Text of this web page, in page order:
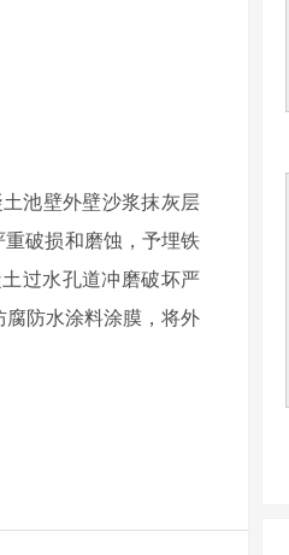
池壁外壁沙浆抹灰层
破损和磨蚀，予埋铁
过水孔道冲磨破坏严
腐防水涂料涂膜，将外